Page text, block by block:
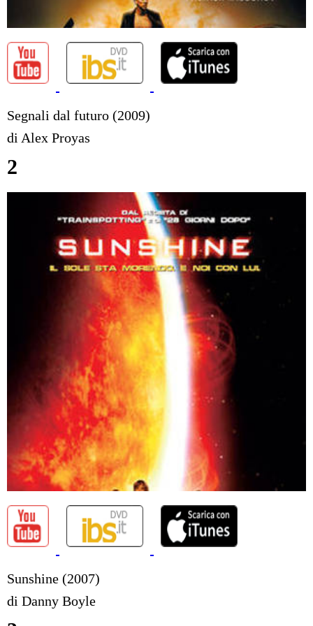
Segnali dal futuro (2009)
di Alex Proyas
2
Sunshine (2007)
di Danny Boyle